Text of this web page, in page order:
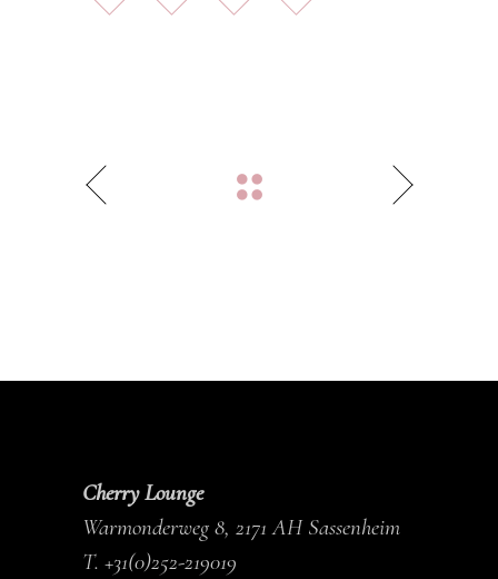
Cherry Lounge
Warmonderweg 8, 2171 AH Sassenheim
T. +31(0)252-219019